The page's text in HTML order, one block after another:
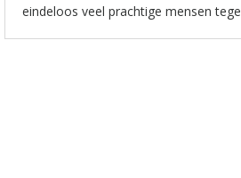
eindeloos veel prachtige mensen